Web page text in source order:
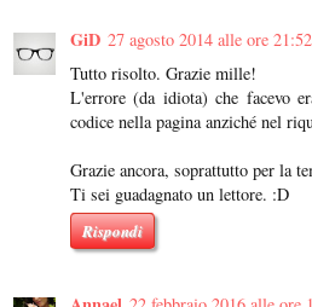
GiD 27 agosto 2014 alle ore 21:52
Tutto risolto. Grazie mille!
L'errore (da idiota) che facevo
codice nella pagina anziché nel
Grazie ancora, soprattutto per la
Ti sei guadagnato un lettore. :D
Rispondi